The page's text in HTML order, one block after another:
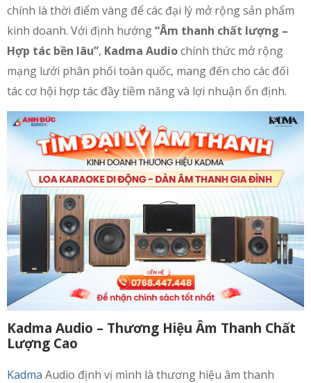
chính là thời điểm vàng để các đại lý mở rộng sản phẩm
kinh doanh. Với định hướng“Âm thanh chất lượng –
Hợp tác bền lâu”, Kadma Audiochính thức mở rộng
mạng lưới phân phối toàn quốc, mang đến cho các đối
tác cơ hội hợp tác đầy tiềm năng và lợi nhuận ổn định.
Kadma Audio – Thương Hiệu Âm Thanh Chất
Lượng Cao
Kadma Audio định vị mình là thương hiệu âm thanh